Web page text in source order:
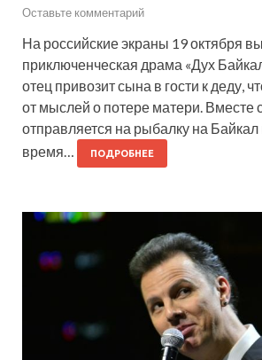
Оставьте комментарий
На российские экраны 19 октября
приключенческая драма «Дух
отец привозит сына в гости к деду,
от мыслей о потере матери. Вместе
отправляется на рыбалку на Байкал
время…
ПОДРОБНЕЕ